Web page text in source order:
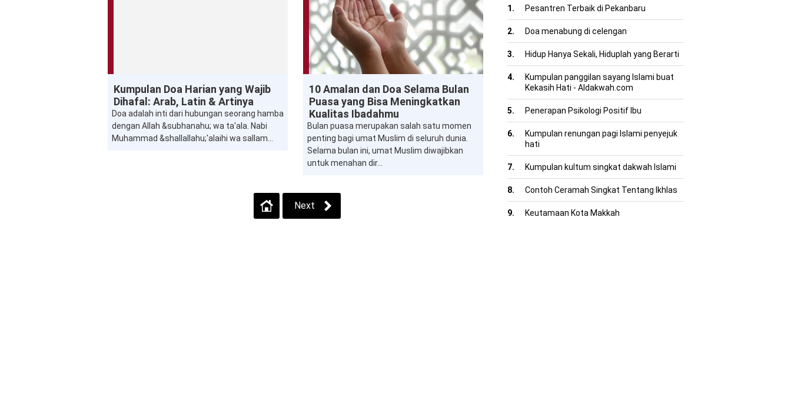
Kumpulan Doa Harian yang Wajib
Dihafal: Arab, Latin & Artinya
Doa adalah inti dari hubungan seorang hamba
dengan Allah &subhanahu; wa ta'ala. Nabi
Muhammad &shallallahu;'alaihi wa sallam...
Puasa Ramadan Shalat Suhoor Sunnah
Tadarus Takbir Taqwa Zakat
10 Amalan dan Doa Selama Bulan
Puasa yang Bisa Meningkatkan
Kualitas Ibadahmu
Bulan puasa merupakan salah satu momen
penting bagi umat Muslim di seluruh dunia.
Selama bulan ini, umat Muslim diwajibkan
untuk menahan dir...
Next
Pesantren Terbaik di Pekanbaru
Doa menabung di celengan
Hidup Hanya Sekali, Hiduplah yang Berarti
Kumpulan panggilan sayang Islami buat
Kekasih Hati - Aldakwah.com
Penerapan Psikologi Positif Ibu
Kumpulan renungan pagi Islami penyejuk
hati
Kumpulan kultum singkat dakwah Islami
Contoh Ceramah Singkat Tentang Ikhlas
Keutamaan Kota Makkah